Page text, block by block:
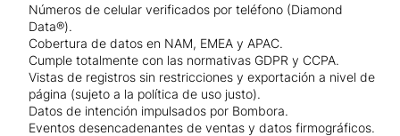
Números de celular verificados por teléfono (Diamond
Data®).
Cobertura de datos en NAM, EMEA y APAC.
Cumple totalmente con las normativas GDPR y CCPA.
Vistas de registros sin restricciones y exportación a nivel de
página (sujeto a la política de uso justo).
Datos de intención impulsados por Bombora.
Eventos desencadenantes de ventas y datos firmográficos.